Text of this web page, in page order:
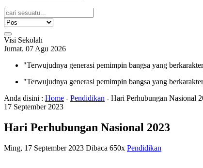
Visi Sekolah
Jumat, 07 Agu 2026
"Terwujudnya generasi pemimpin bangsa yang
"Terwujudnya generasi pemimpin bangsa yang
Anda disini : Home - Pendidikan - Hari Perhubungan Nasional
17 September 2023
Hari Perhubungan Nasional 2023
Ming, 17 September 2023 Dibaca 650x Pendidikan